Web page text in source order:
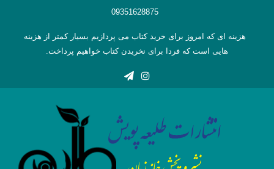
09351628875
هزینه ای که امروز برای خرید کتاب می پردازیم بسیار کمتر از هزینه
هایی است که فردا برای نخریدن کتاب خواهیم پرداخت.